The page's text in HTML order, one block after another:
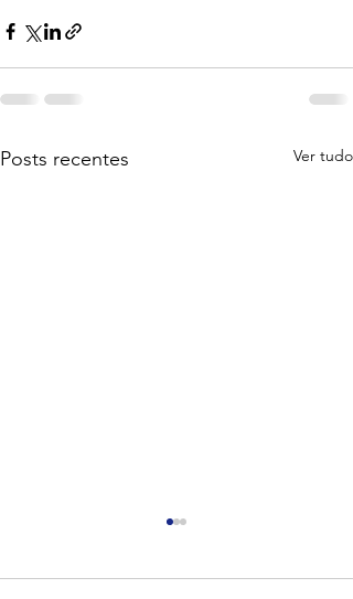
Posts recentes Ver tudo